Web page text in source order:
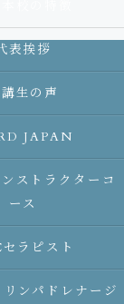
表挨拶
生の声
JAPAN
ストラクターコ
ース
ラピスト
ンパドレナージ